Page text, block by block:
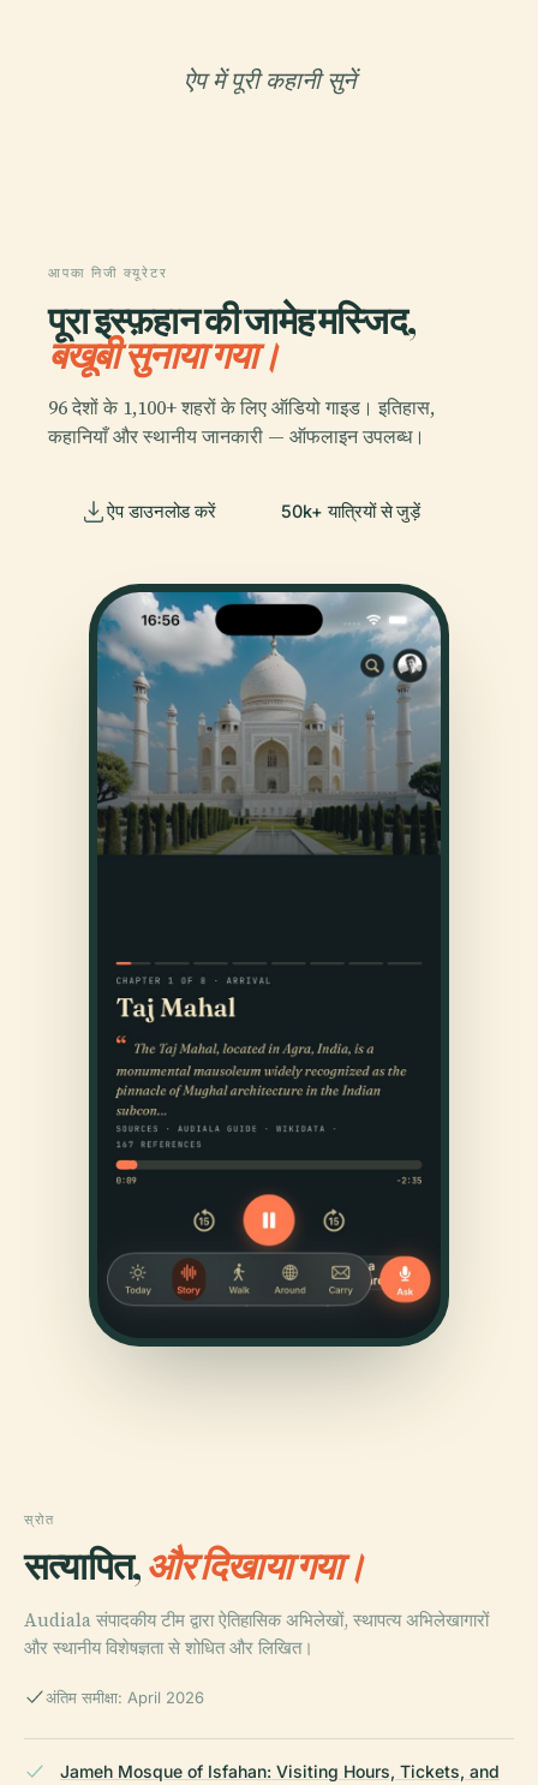
ऐप में पूरी कहानी सुनें
आपका निजी क्यूरेटर
पूरा इस्फ़हान की जामेह मस्जिद,
बखूबी सुनाया गया।
96 देशों के 1,100+ शहरों के लिए ऑडियो गाइड। इतिहास,
कहानियाँ और स्थानीय जानकारी — ऑफलाइन उपलब्ध।
ऐप डाउनलोड करें 50k+ यात्रियों से जुड़ें
स्रोत
सत्यापित,और दिखाया गया।
Audiala संपादकीय टीम द्वारा ऐतिहासिक अभिलेखों, स्थापत्य अभिलेखागारों
और स्थानीय विशेषज्ञता से शोधित और लिखित।
अंतिम समीक्षा: April 2026
Jameh Mosque of Isfahan: Visiting Hours, Tickets, and